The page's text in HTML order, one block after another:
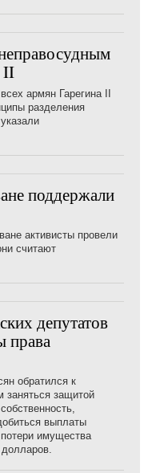
II
армян Гарегина II
разделения
поддержали
активисты провели
считают
депутатов
права
обратился к
заняться защитой
выплаты
имущества